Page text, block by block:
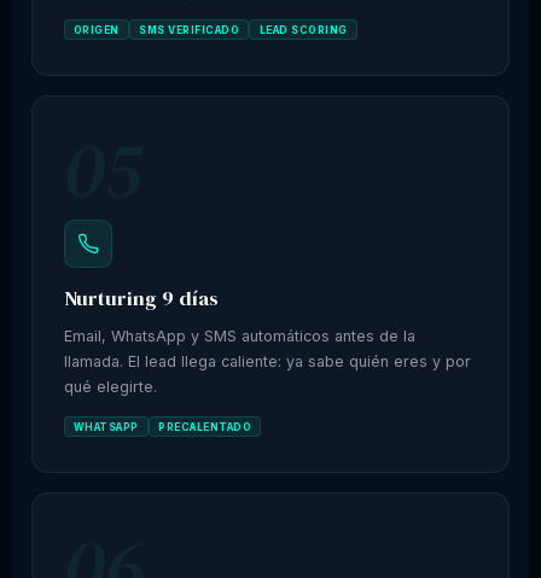
ORIGEN SMS VERIFICADO LEAD SCORING
Nurturing 9 días
Email, WhatsApp y SMS automáticos antes de la
llamada. El lead llega caliente: ya sabe quién eres y por
qué elegirte.
WHATSAPP PRECALENTADO